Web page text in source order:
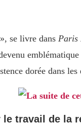
se livre dans Paris
dorée dans
La suite de
le travail de la